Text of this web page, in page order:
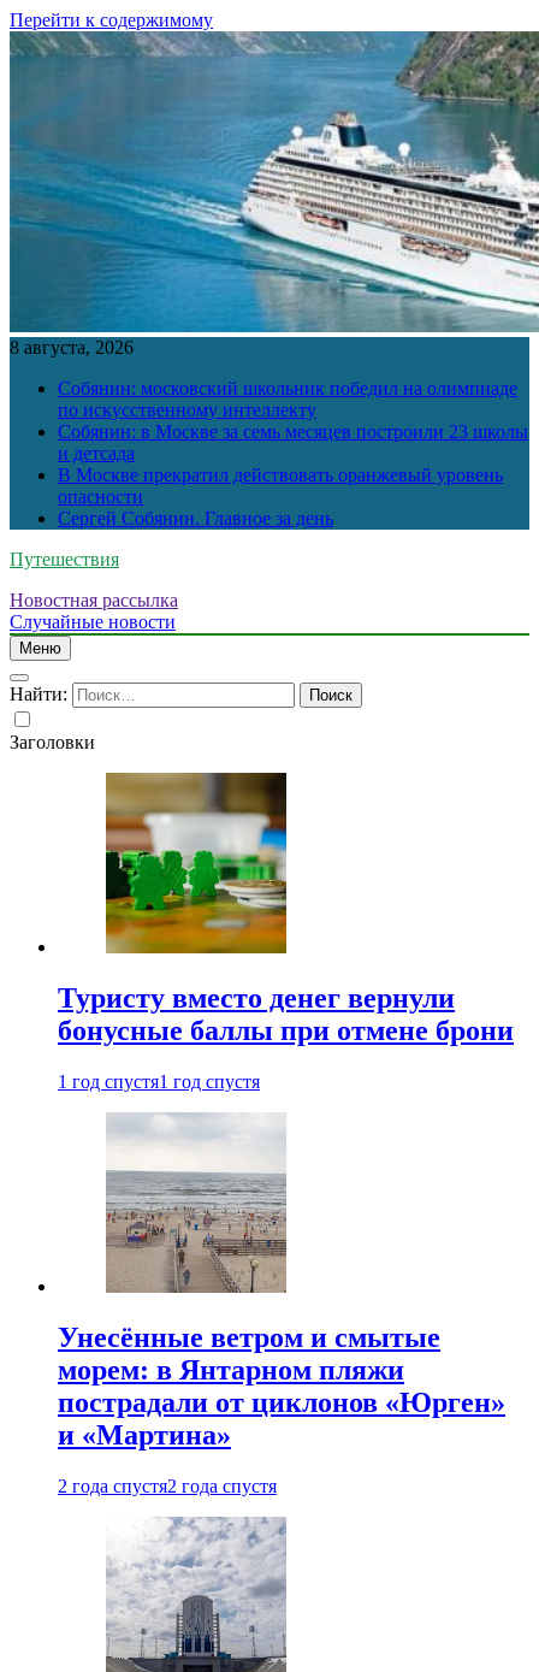
Перейти к содержимому
8 августа, 2026
Собянин: московский школьник победил на олимпиаде
по искусственному интеллекту
Собянин: в Москве за семь месяцев построили 23 школы
и детсада
В Москве прекратил действовать оранжевый уровень
опасности
Сергей Собянин. Главное за день
Путешествия
Новостная рассылка
Случайные новости
Меню
Найти:
Заголовки
Туристу вместо денег вернули
бонусные баллы при отмене брони
1 год спустя1 год спустя
Унесённые ветром и смытые
морем: в Янтарном пляжи
пострадали от циклонов «Юрген»
и «Мартина»
2 года спустя2 года спустя